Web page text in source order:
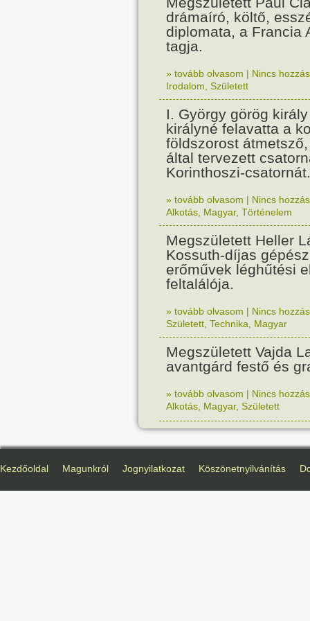
drámaíró, költő,
diplomata, a Francia
tagja.
» tovább olvasom | Nincs
Irodalom Született
I. György görög
királyné felavatta a
földszorost
által tervezett
Korinthoszi-csatornát.
» tovább olvasom | Nincs
Alkotás Magyar, Történelem
Megszületett Heller
Kossuth-díjas
erőművek léghűtési
feltalálója.
» tovább olvasom | Nincs
Született Technika Magyar
Megszületett Vajda
avantgárd festő és
» tovább olvasom | Nincs
Alkotás Magyar, Született
Kezdőoldal Magunkról Jognyilatkozat Köszönetnyilvánítás